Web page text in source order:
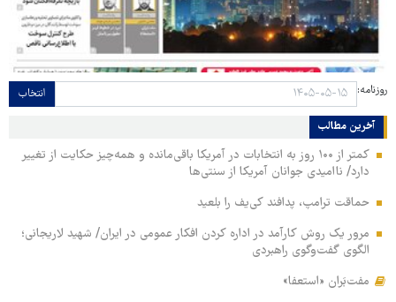
روزنامه: انتخاب
آخرین مطالب
کمتر از ۱۰۰ روز به انتخابات در آمریکا باقی‌مانده و همه‌چیز حکایت از تغییر
دارد/ ناامیدی جوانان آمریکا از سنتی‌ها
حماقت ترامپ، پدافند کی‌یف را بلعید
مرور یک روش کارآمد در اداره کردن افکار عمومی در ایران/ شهید لاریجانی؛
الگوی گفت‌وگوی راهبردی
مفت‌بَران «استعفا»